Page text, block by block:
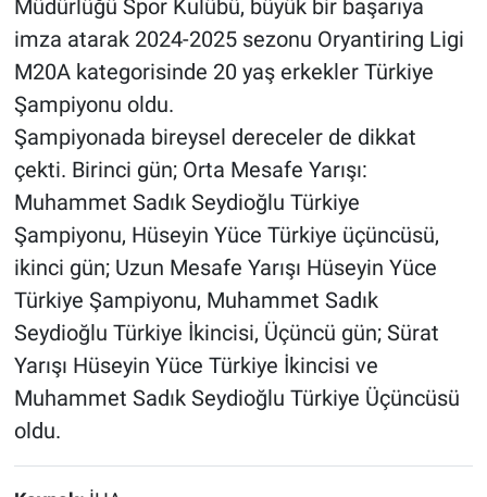
Müdürlüğü Spor Kulübü, büyük bir başarıya
imza atarak 2024-2025 sezonu Oryantiring Ligi
M20A kategorisinde 20 yaş erkekler Türkiye
Şampiyonu oldu.
Şampiyonada bireysel dereceler de dikkat
çekti. Birinci gün; Orta Mesafe Yarışı:
Muhammet Sadık Seydioğlu Türkiye
Şampiyonu, Hüseyin Yüce Türkiye üçüncüsü,
ikinci gün; Uzun Mesafe Yarışı Hüseyin Yüce
Türkiye Şampiyonu, Muhammet Sadık
Seydioğlu Türkiye İkincisi, Üçüncü gün; Sürat
Yarışı Hüseyin Yüce Türkiye İkincisi ve
Muhammet Sadık Seydioğlu Türkiye Üçüncüsü
oldu.